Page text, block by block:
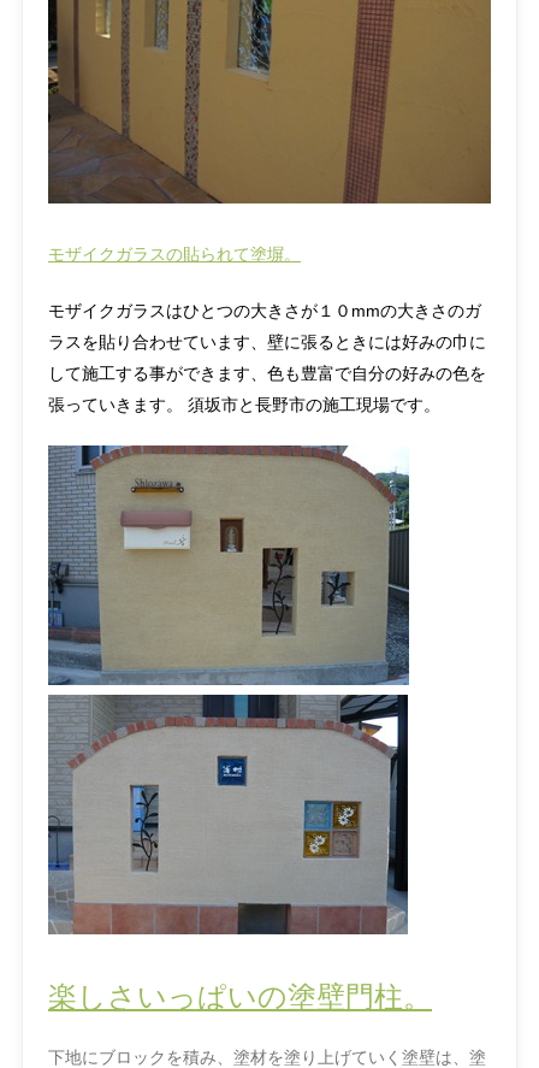
モザイクガラスの貼られて塗塀。
モザイクガラスはひとつの大きさが１０mmの大きさのガ
ラスを貼り合わせています、壁に張るときには好みの巾に
して施工する事ができます、色も豊富で自分の好みの色を
張っていきます。 須坂市と長野市の施工現場です。
楽しさいっぱいの塗壁門柱。
下地にブロックを積み、塗材を塗り上げていく塗壁は、塗